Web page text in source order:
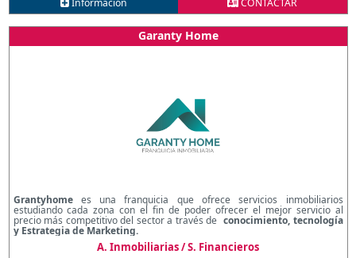
Garanty Home
Grantyhomees una franquicia que ofrece servicios inmobiliarios
estudiando cada zona con el fin de poder ofrecer el mejor servicio al
precio más competitivo del sector a través de conocimiento, tecnología
y Estrategia de Marketing.
A. Inmobiliarias / S. Financieros